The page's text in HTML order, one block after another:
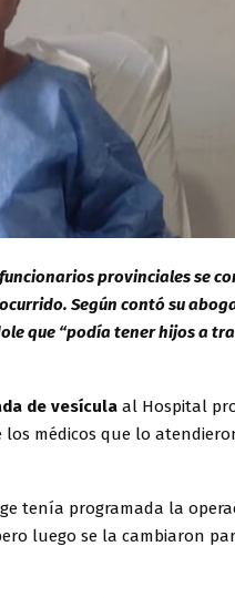
provinciales se
Según contó su
que “podía tener hijos a
de vesícula al Hospital
médicos que lo
tenía programada la
luego se la cambiaron